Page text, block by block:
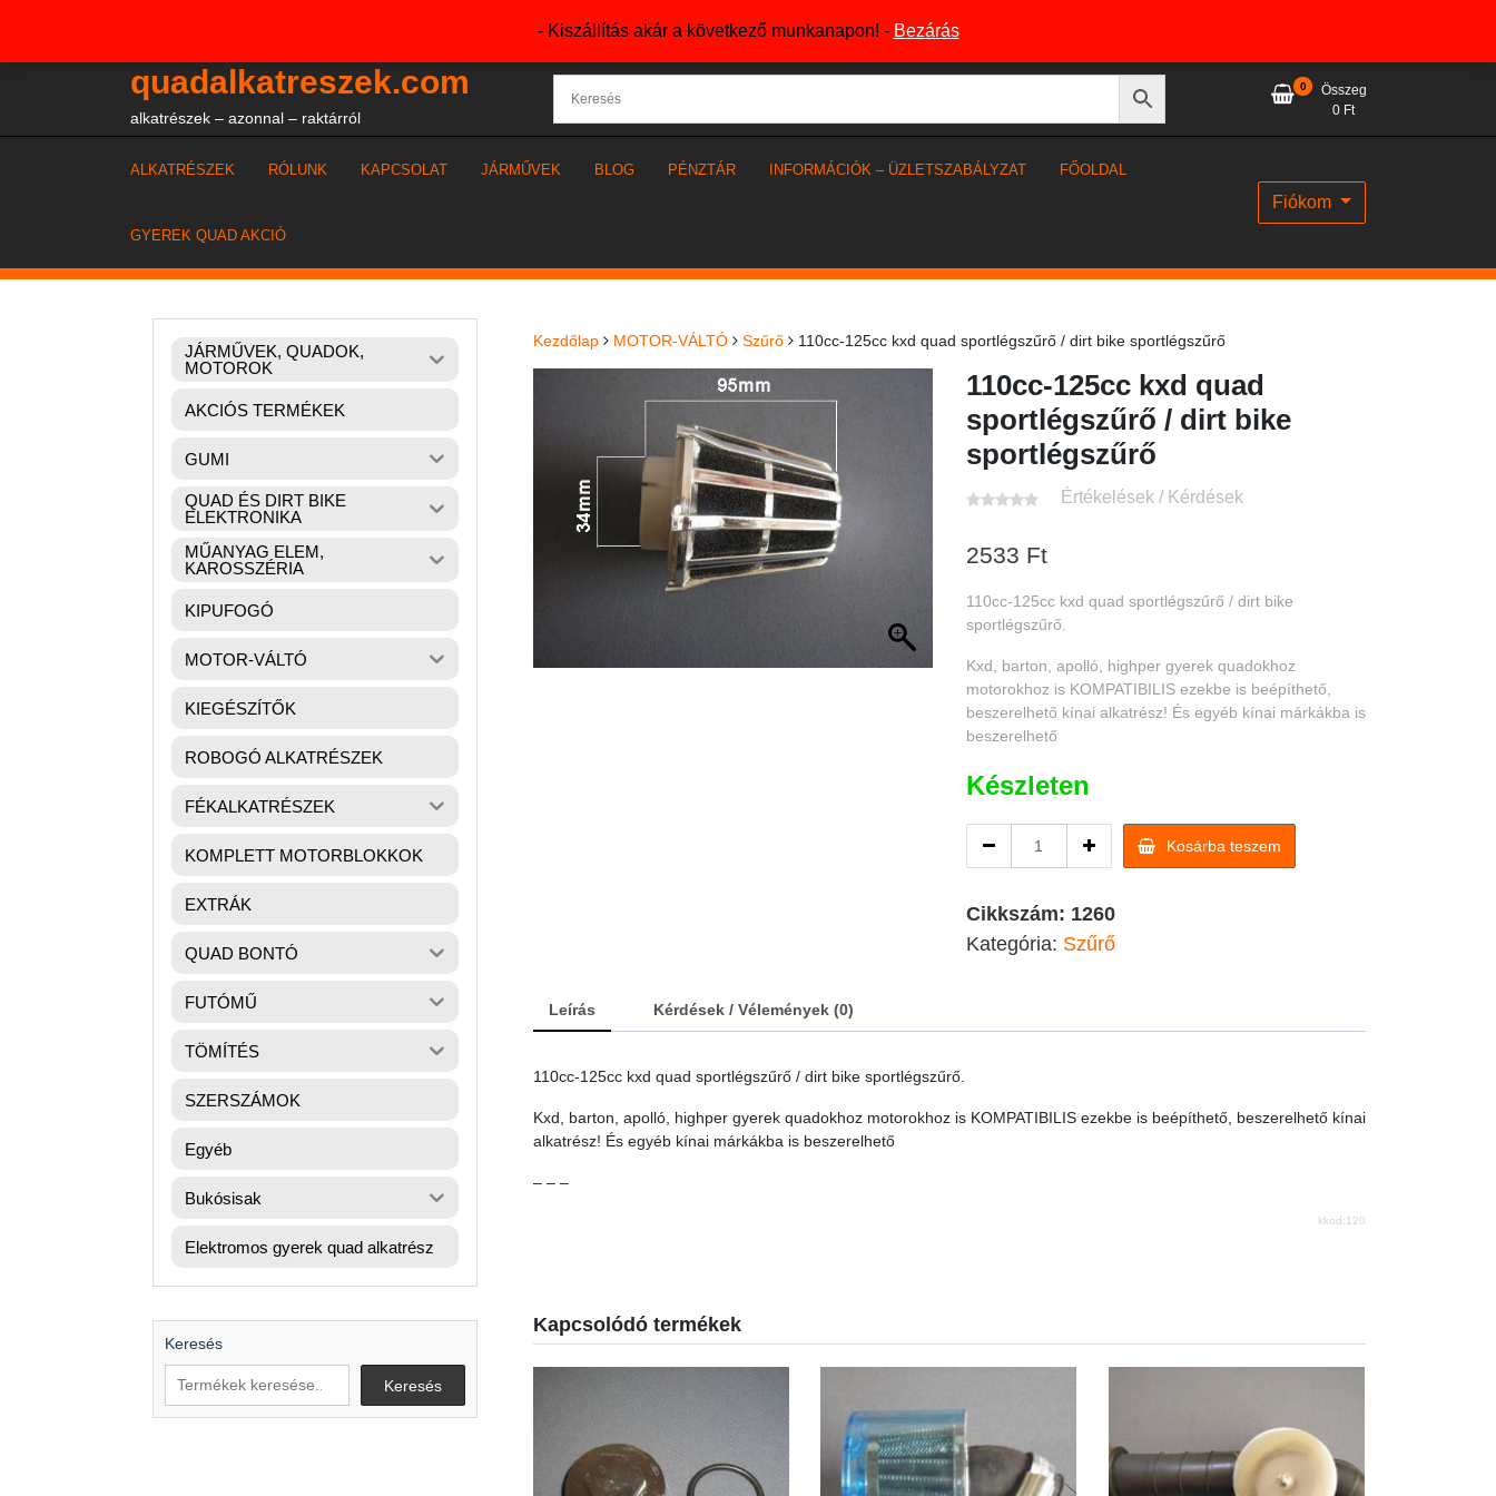
- Kiszállítás akár a következő munkanapon! - Bezárás
quadalkatreszek.com
alkatrészek – azonnal – raktárról
0
Összeg
0 Ft
ALKATRÉSZEK RÓLUNK KAPCSOLAT JÁRMŰVEK BLOG PÉNZTÁR INFORMÁCIÓK – ÜZLETSZABÁLYZAT FŐOLDAL
GYEREK QUAD AKCIÓ
Fiókom
Kezdőlap MOTOR-VÁLTÓ Szűrő 110cc-125cc kxd quad sportlégszűrő / dirt bike sportlégszűrő
110cc-125cc kxd quad
sportlégszűrő / dirt bike
sportlégszűrő
Értékelések / Kérdések
2533 Ft
110cc-125cc kxd quad sportlégszűrő / dirt bike
sportlégszűrő.
Kxd, barton, apolló, highper gyerek quadokhoz
motorokhoz is KOMPATIBILIS ezekbe is beépíthető,
beszerelhető kínai alkatrész! És egyéb kínai márkákba is
beszerelhető
Készleten
125cc
quad
/
Kosárba teszem
Cikkszám: 1260
Kategória: Szűrő
Leírás Kérdések / Vélemények (0)
110cc-125cc kxd quad sportlégszűrő / dirt bike sportlégszűrő.
Kxd, barton, apolló, highper gyerek quadokhoz motorokhoz is KOMPATIBILIS ezekbe is beépíthető, beszerelhető kínai
alkatrész! És egyéb kínai márkákba is beszerelhető
– – –
kkod:120
Kapcsolódó termékek
JÁRMŰVEK, QUADOK,
MOTOROK
AKCIÓS TERMÉKEK
GUMI
QUAD ÉS DIRT BIKE
ELEKTRONIKA
MŰANYAG ELEM,
KAROSSZÉRIA
KIPUFOGÓ
MOTOR-VÁLTÓ
KIEGÉSZÍTŐK
ROBOGÓ ALKATRÉSZEK
FÉKALKATRÉSZEK
KOMPLETT MOTORBLOKKOK
EXTRÁK
QUAD BONTÓ
FUTÓMŰ
TÖMÍTÉS
SZERSZÁMOK
Egyéb
Bukósisak
Elektromos gyerek quad alkatrész
Keresés
Keresés